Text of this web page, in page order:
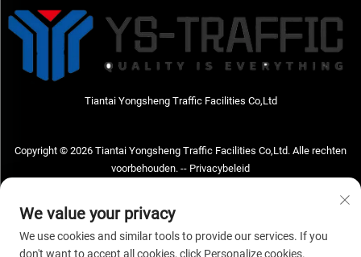
Tiantai Yongsheng Traffic Facilities Co,Ltd
Copyright © 2026 Tiantai Yongsheng Traffic Facilities Co,Ltd. Alle rechten
voorbehouden. -- Privacybeleid
Address: Tiantai Yongsheng Traffic Facilities Co,Ltd Adres; No.73 Hongchou
West Road, Hongchou town, Tiantai county, Taizhou City, Zhejiang Provice,
We value your privacy
We use cookies and similar tools to provide our services. If you
don't want to accept all cookies, click Personalize cookies.